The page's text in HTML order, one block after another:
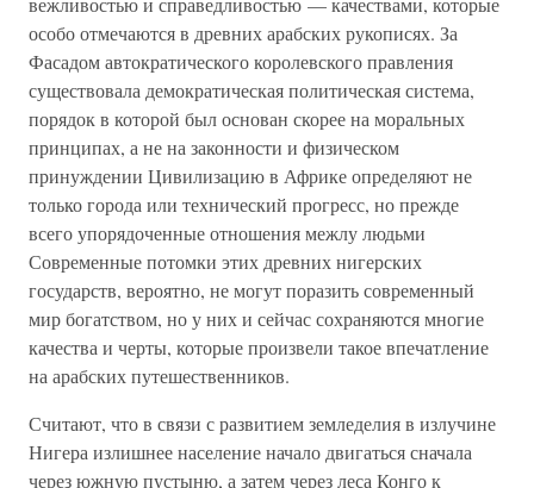
особо отмечаются в древних арабских рукописях. За
Фасадом автократического королевского правления
существовала демократическая политическая система,
порядок в которой был основан скорее на моральных
принципах, а не на законности и физическом
принуждении Цивилизацию в Африке определяют не
только города или технический прогресс, но прежде
всего упорядоченные отношения межлу людьми
Современные потомки этих древних нигерских
государств, вероятно, не могут поразить современный
мир богатством, но у них и сейчас сохраняются многие
качества и черты, которые произвели такое впечатление
на арабских путешественников.
Считают, что в связи с развитием земледелия в излучине
Нигера излишнее население начало двигаться сначала
через южную пустыню, а затем через леса Конго к